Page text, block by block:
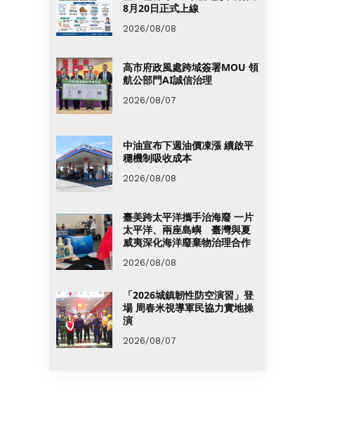
8月20日正式上線
2026/08/08
高市府政風處跨域簽署MOU 領
航公部門AI誠信治理
2026/08/07
中油宣布下週油價凍漲 續啟平
穩機制吸收成本
2026/08/08
臺美跨太平洋攜手治海廢 一片
太平洋、兩座島嶼 臺灣與夏
威夷深化海洋廢棄物治理合作
2026/08/08
「2026城鎮韌性防空演習」登
場 周春米視導軍民協力實地操
演
2026/08/07